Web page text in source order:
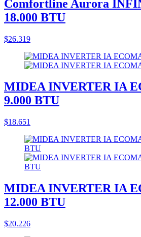
Comfortline Aurora
18.000 BTU
$26.319
MIDEA INVERTER IA
9.000 BTU
$18.651
MIDEA INVERTER IA
12.000 BTU
$20.226